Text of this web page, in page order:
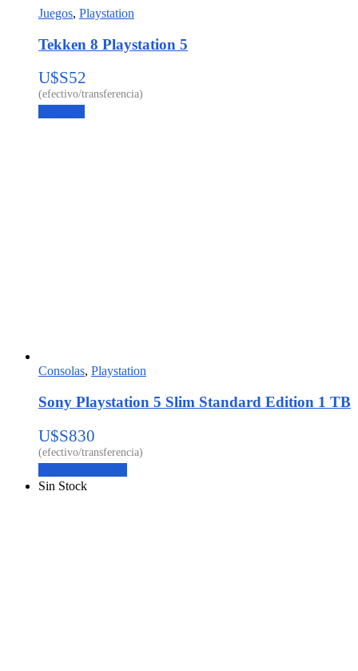
Juegos, Playstation
Tekken 8 Playstation 5
U$S52
Consolas, Playstation
Sony Playstation 5 Slim Standard Edition 1 TB
U$S830
Sin Stock